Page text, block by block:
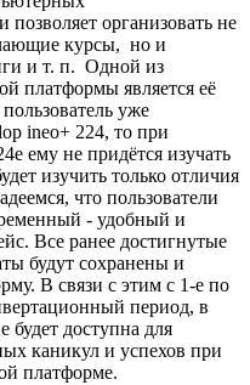
организовать не
курсы, но и
и т. п. Одной из
платформы является её
уже
ineo+ 224, то при
ему не придётся изучать
изучить только отличия
что пользователи
- удобный и
Все ранее достигнутые
будут сохранены и
В связи с этим с 1-е по
период, в
будет доступна для
каникул и успехов при
платформе.